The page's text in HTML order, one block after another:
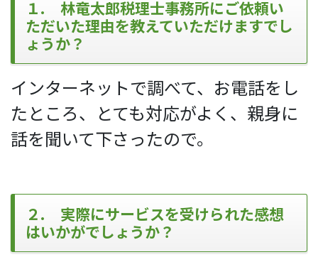
１. 林竜太郎税理士事務所にご依頼い
ただいた理由を教えていただけますでし
ょうか？
インターネットで調べて、お電話をし
たところ、とても対応がよく、親身に
話を聞いて下さったので。
２. 実際にサービスを受けられた感想
はいかがでしょうか？